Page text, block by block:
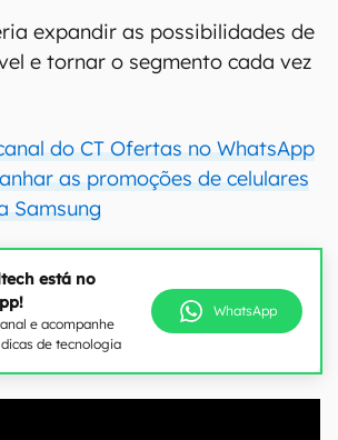
expandir as possibilidades de
e tornar o segmento cada vez
do CT Ofertas no WhatsApp
as promoções de celulares
Samsung
está no
e acompanhe
de tecnologia
WhatsApp